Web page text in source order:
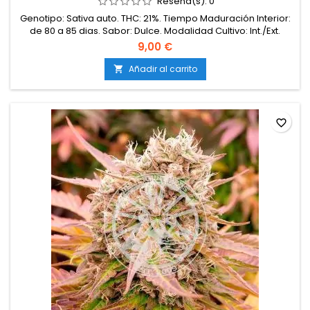
Genotipo: Sativa auto. THC: 21%. Tiempo Maduración Interior:
de 80 a 85 dias. Sabor: Dulce. Modalidad Cultivo: Int./Ext.
Producción: 400 gr/pl outdoor. Olor: Alta. Efecto: Eufórico.
Resistencia Moho: Alta. Resistencia Plagas: Media. Sexo: Fem
Auto. Linaje: Mass Auto x Neville Haze Auto. Valor Medicinal:
Muy alta.
9,00 €
 Añadir al carrito
favorite_border